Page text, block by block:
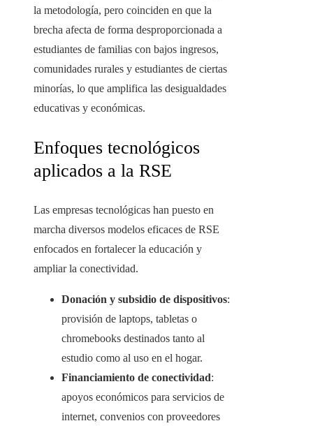
la metodología, pero coinciden en que la
brecha afecta de forma desproporcionada a
estudiantes de familias con bajos ingresos,
comunidades rurales y estudiantes de ciertas
minorías, lo que amplifica las desigualdades
educativas y económicas.
Enfoques tecnológicos
aplicados a la RSE
Las empresas tecnológicas han puesto en
marcha diversos modelos eficaces de RSE
enfocados en fortalecer la educación y
ampliar la conectividad.
Donación y subsidio de dispositivos:
provisión de laptops, tabletas o
chromebooks destinados tanto al
estudio como al uso en el hogar.
Financiamiento de conectividad:
apoyos económicos para servicios de
internet, convenios con proveedores